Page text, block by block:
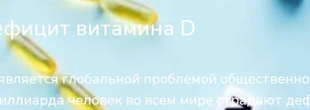
витамина D
глобальной проблемой
человек во всем мире страдают